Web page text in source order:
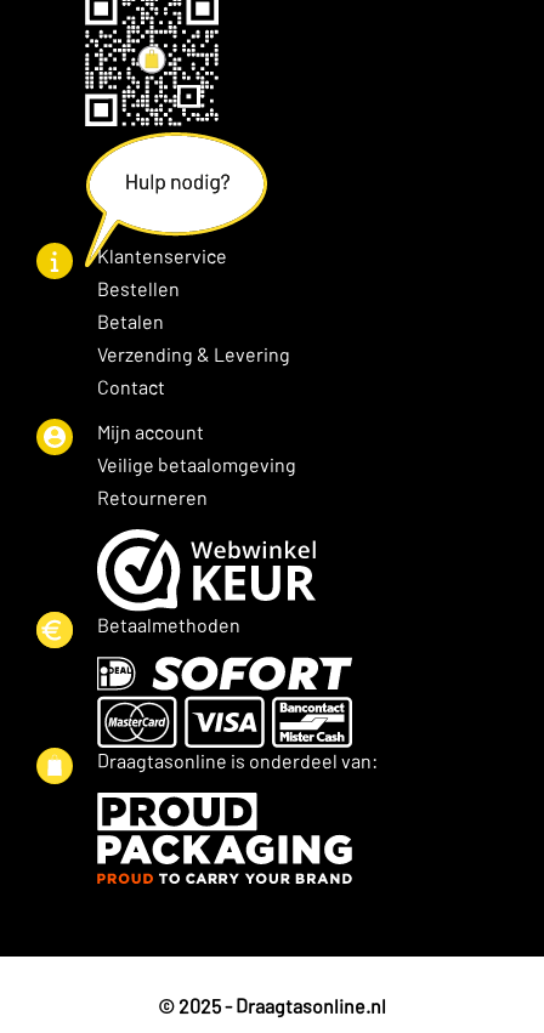
Klantenservice
Bestellen
Betalen
Verzending & Levering
Contact
Mijn account
Veilige betaalomgeving
Retourneren
Betaalmethoden
Draagtasonline is onderdeel van:
© 2025 - Draagtasonline.nl